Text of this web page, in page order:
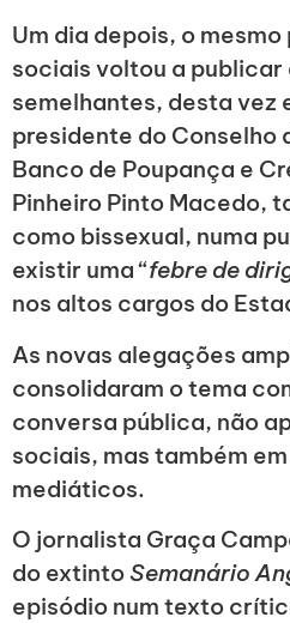
Um dia depois, o
sociais voltou a publicar
semelhantes, desta vez
presidente do Conselho
Banco de Poupança e
Pinheiro Pinto Macedo,
como bissexual, numa
existir uma “febre de
nos altos cargos do
As novas alegações
consolidaram o tema
conversa pública, não
sociais, mas também
mediáticos.
O jornalista Graça
do extintoSemanário
episódio num texto